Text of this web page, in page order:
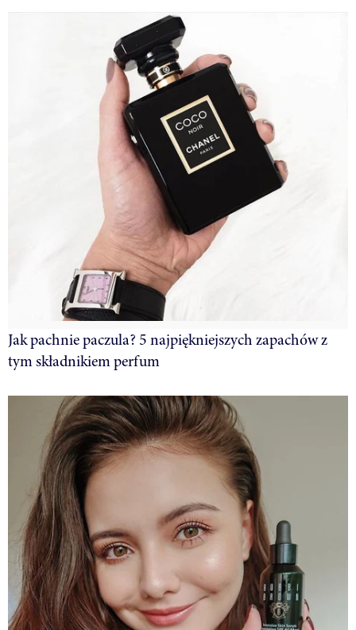
Jak pachnie paczula? 5 najpiękniejszych zapachów z
tym składnikiem perfum